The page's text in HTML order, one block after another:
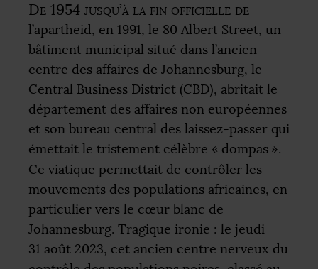
De 1954 jusqu’à la fin officielle de
l’apartheid, en 1991, le 80 Albert Street, un
bâtiment municipal situé dans l’ancien
centre des affaires de Johannesburg, le
Central Business District (CBD), abritait le
département des affaires non européennes
et son bureau central des laissez-passer qui
émettait le tristement célèbre « dompas ».
Ce viatique permettait de contrôler les
mouvements des populations africaines, en
particulier vers le cœur blanc de
Johannesburg. Tragique ironie : le jeudi
31 août 2023, cet ancien centre nerveux du